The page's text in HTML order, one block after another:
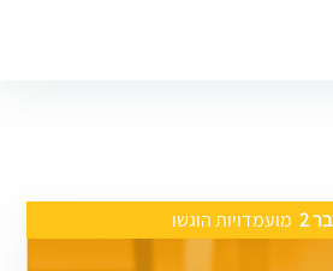
2 מועמדויות הוגשו